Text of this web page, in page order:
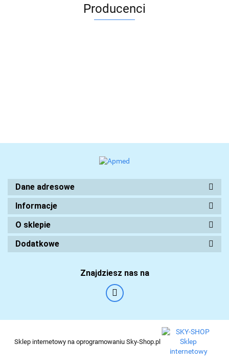
Producenci
Dane adresowe
Informacje
O sklepie
Dodatkowe
Znajdziesz nas na
Sklep internetowy na oprogramowaniu Sky-Shop.pl